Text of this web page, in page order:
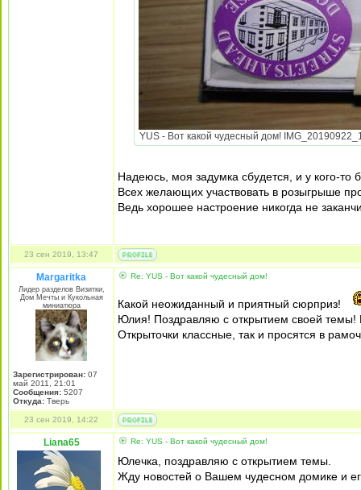
YUS - Вот какой чудесный дом!
Надеюсь, моя задумка сбудется, и у кого-то
Всех желающих участвовать в розыгрыше
Ведь хорошее настроение никогда не
23 сен 2019, 13:47
Margaritka
Лидер разделов Визитки,
Дом Мечты и Кукольная
миниатюра
Зарегистрирован: 07
май 2011, 21:01
Сообщения: 5207
Откуда: Тверь
Re: YUS - Вот какой чудесный дом!
Какой неожиданный и приятный сюрприз!
Юлия! Поздравляю с открытием своей темы!
Открыточки классные, так и просятся в
23 сен 2019, 14:22
Liana65 Re: YUS - Вот какой чудесный дом!
Юлечка, поздравляю с открытием темы.
Жду новостей о Вашем чудесном домике и